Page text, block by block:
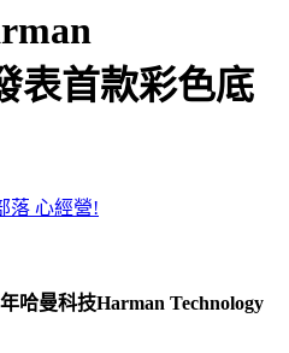
表首款彩色底
落 心經營!
哈曼科技Harman Technology